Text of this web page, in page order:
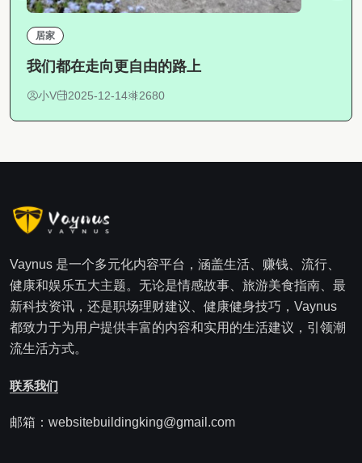
居家
我们都在走向更自由的路上
小V 2025-12-14 2680
Vaynus 是一个多元化内容平台，涵盖生活、赚钱、流行、
健康和娱乐五大主题。无论是情感故事、旅游美食指南、最
新科技资讯，还是职场理财建议、健康健身技巧，Vaynus
都致力于为用户提供丰富的内容和实用的生活建议，引领潮
流生活方式。
联系我们
邮箱：websitebuildingking@gmail.com